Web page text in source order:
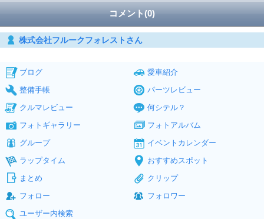
コメント(0)
株式会社フルークフォレストさん
ブログ
愛車紹介
整備手帳
パーツレビュー
クルマレビュー
何シテル？
フォトギャラリー
フォトアルバム
グループ
イベントカレンダー
ラップタイム
おすすめスポット
まとめ
クリップ
フォロー
フォロワー
ユーザー内検索